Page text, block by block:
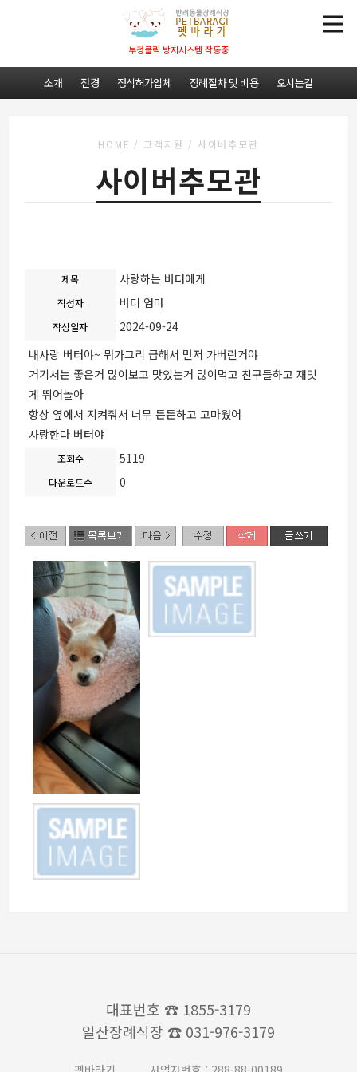
부정클릭 방지시스템 작동중
소개 전경 정식허가업체 장례절차 및 비용 오시는길
HOME /고객지원 / 사이버추모관
사이버추모관
제목 사랑하는 버터에게
작성자 버터 엄마
작성일자
2024-09-24
내사랑 버터야~ 뭐가그리 급해서 먼저 가버린거야
거기서는 좋은거 많이보고 맛있는거 많이먹고 친구들하고 재밋
게 뛰어놀아
항상 옆에서 지켜줘서 너무 든든하고 고마웠어
사랑한다 버터야
조회수 5119
다운로드수 0
대표번호 ☎ 1855-3179
일산장례식장 ☎ 031-976-3179